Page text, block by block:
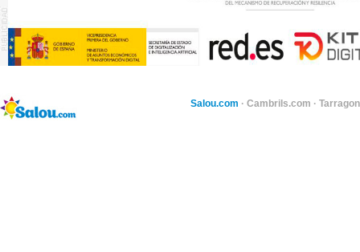
Salou.com · Cambrils.com ·